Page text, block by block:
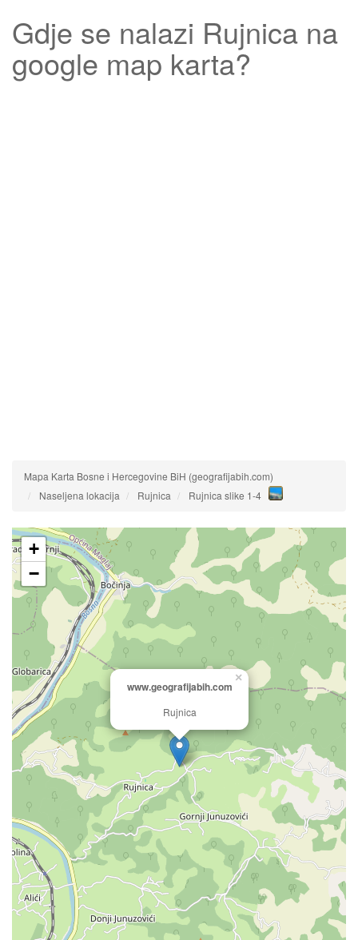
Gdje se nalazi Rujnica na
google map karta?
Mapa Karta Bosne i Hercegovine BiH (geografijabih.com)
Naseljena lokacija
Rujnica Rujnica slike 1-4
www.geografijabih.com
Rujnica
×
+
−